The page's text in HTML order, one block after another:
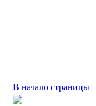
В начало страницы